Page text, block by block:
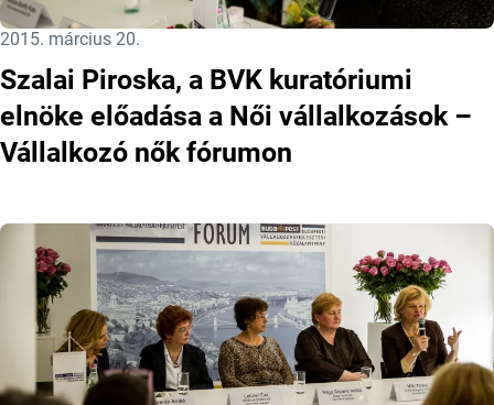
Közzétéve:
2015. március 20.
Szalai Piroska, a BVK kuratóriumi
elnöke előadása a Női vállalkozások –
Vállalkozó nők fórumon